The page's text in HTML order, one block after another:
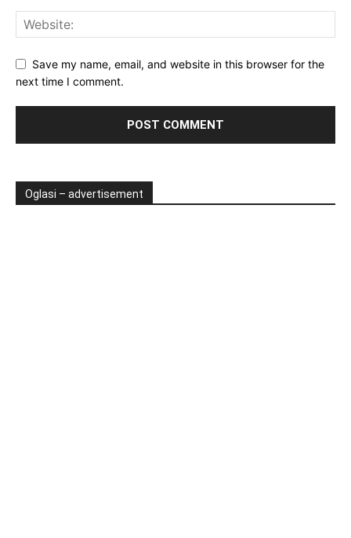
Save my name, email, and website in this browser for the
next time I comment.
Oglasi – advertisement